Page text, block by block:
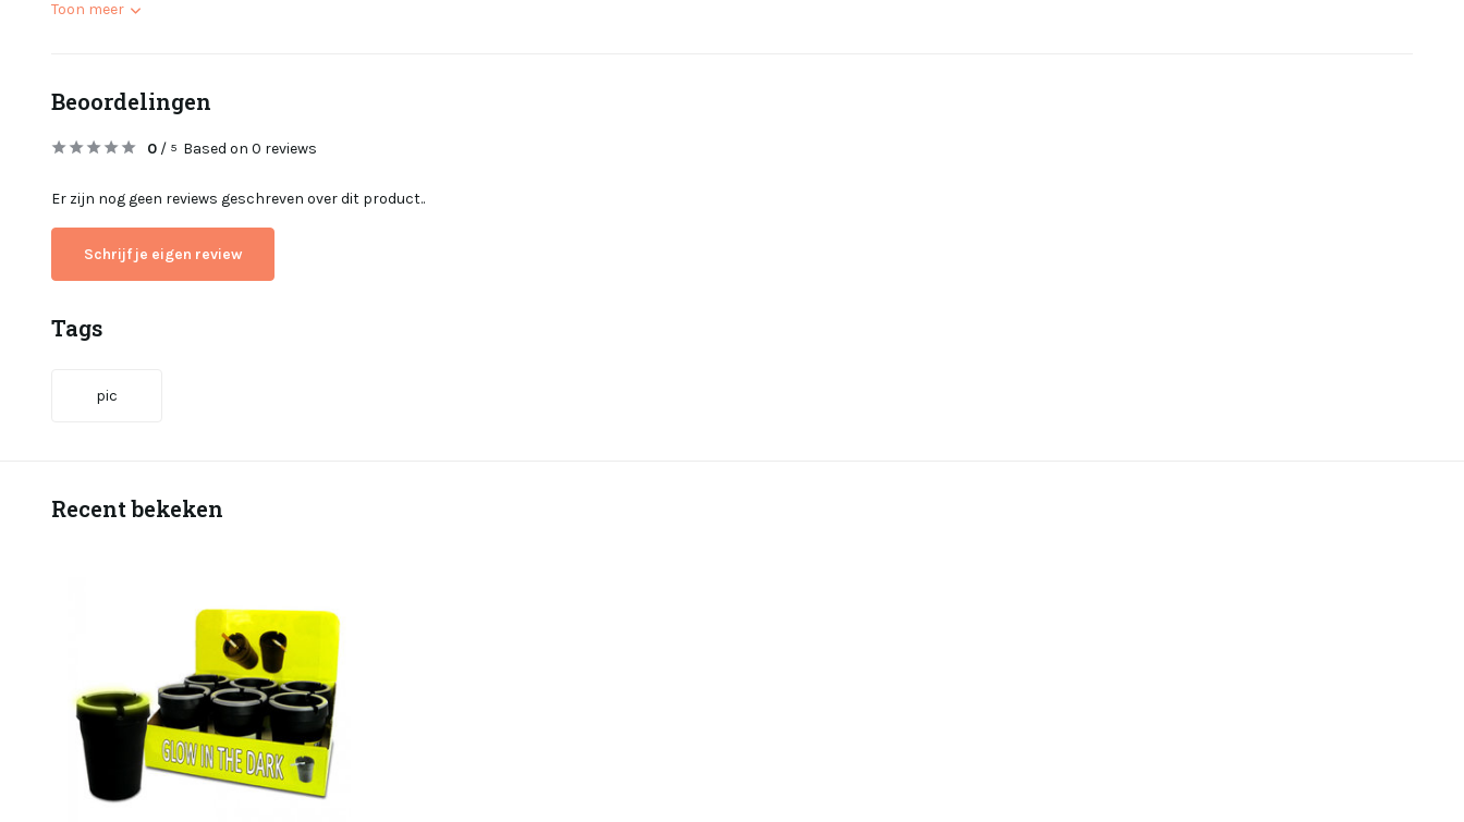
Toon meer
Beoordelingen
0 / 5 Based on 0 reviews
Er zijn nog geen reviews geschreven over dit product..
Schrijf je eigen review
Tags
pic
Recent bekeken